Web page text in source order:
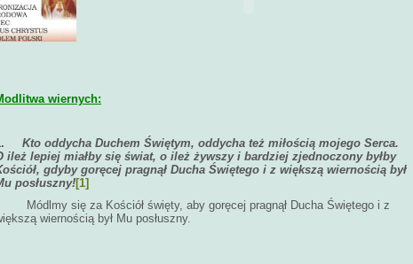
wiernych:
Kto oddycha Duchem Świętym, oddycha też miłością mojego Serca.
ileż lepiej miałby się świat, o ileż żywszy i bardziej zjednoczony byłby
gdyby goręcej pragnął Ducha Świętego i z większą wiernością był
posłuszny![1]
Módlmy się za Kościół święty, aby goręcej pragnął Ducha Świętego i z
wiernością był Mu posłuszny.